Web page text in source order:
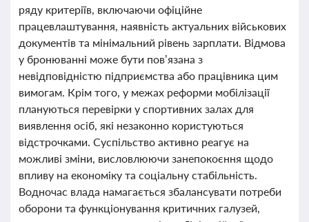
ряду критеріїв, включаючи офіційне
працевлаштування, наявність актуальних військових
документів та мінімальний рівень зарплати. Відмова
у бронюванні може бути пов’язана з
невідповідністю підприємства або працівника цим
вимогам. Крім того, у межах реформи мобілізації
плануються перевірки у спортивних залах для
виявлення осіб, які незаконно користуються
відстрочками. Суспільство активно реагує на
можливі зміни, висловлюючи занепокоєння щодо
впливу на економіку та соціальну стабільність.
Водночас влада намагається збалансувати потреби
оборони та функціонування критичних галузей,